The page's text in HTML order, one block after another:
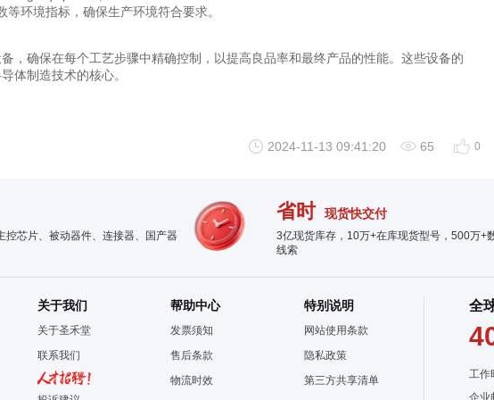
环境指标，确保生产环境符合要求。
，确保在每个工艺步骤中精确控制，以提高良品率和最终产品的性能。这些设备的
体制造技术的核心。
2024-11-13 09:41:20 65 0
控芯片、被动器件、连接器、国产器
省时 现货快交付
3亿现货库存，10万+在库现货型号，500万+
线索
关于我们
关于圣禾堂
联系我们
帮助中心
发票须知
售后条款
物流时效
特别说明
网站使用条款
隐私政策
第三方共享清单
全
工作
企业